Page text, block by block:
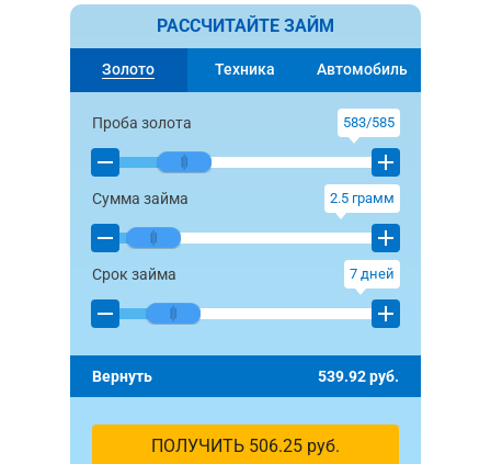
РАССЧИТАЙТЕ ЗАЙМ
Золото Техника Автомобиль
Проба золота 583/585
Сумма займа 2.5 грамм
Срок займа 7 дней
Вернуть 539.92руб.
ПОЛУЧИТЬ 506.25 руб.